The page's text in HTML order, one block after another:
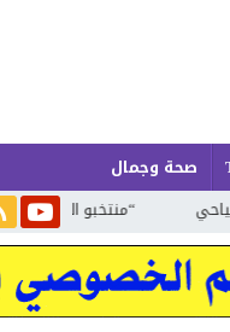
صحة وجمال
“منتخبو الظل” لا تلمس لهم